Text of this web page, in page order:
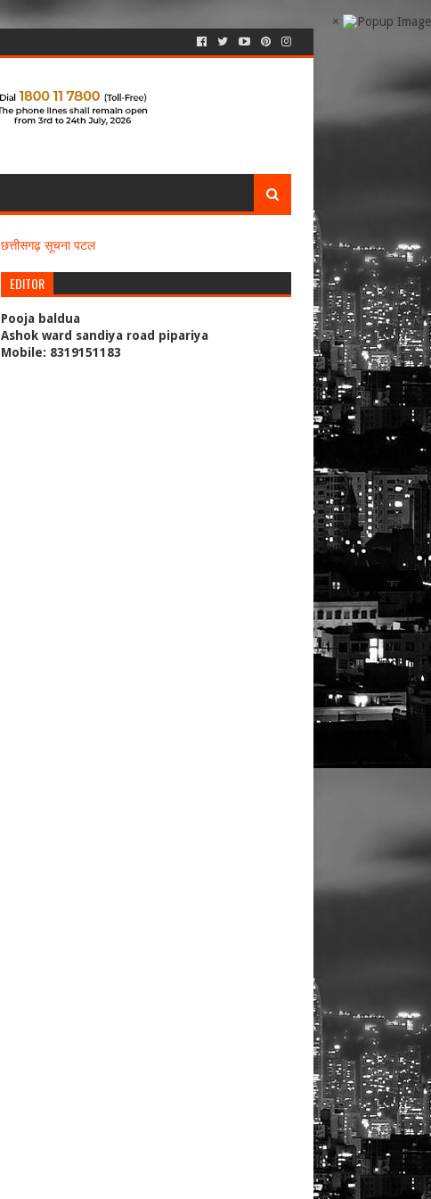
×
छत्तीसगढ़ सूचना पटल
EDITOR
Pooja baldua
Ashok ward sandiya road pipariya
Mobile: 8319151183